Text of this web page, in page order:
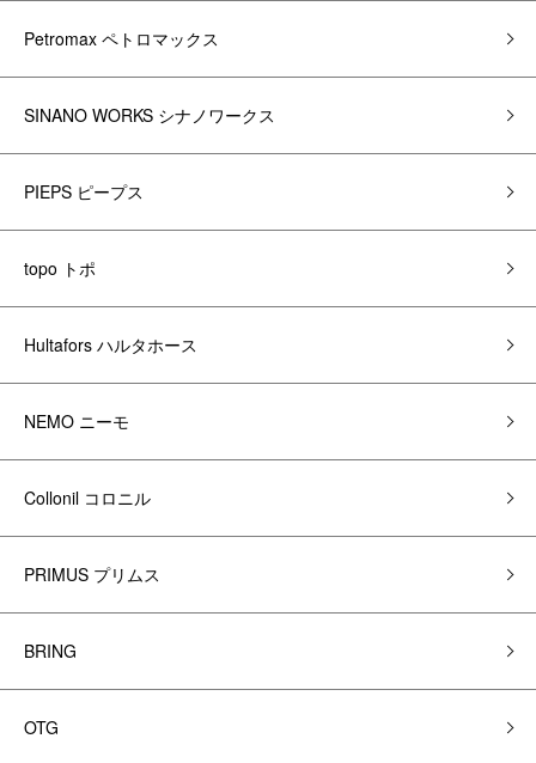
Petromax ペトロマックス
SINANO WORKS シナノワークス
PIEPS ピープス
topo トポ
Hultafors ハルタホース
NEMO ニーモ
Collonil コロニル
PRIMUS プリムス
BRING
OTG